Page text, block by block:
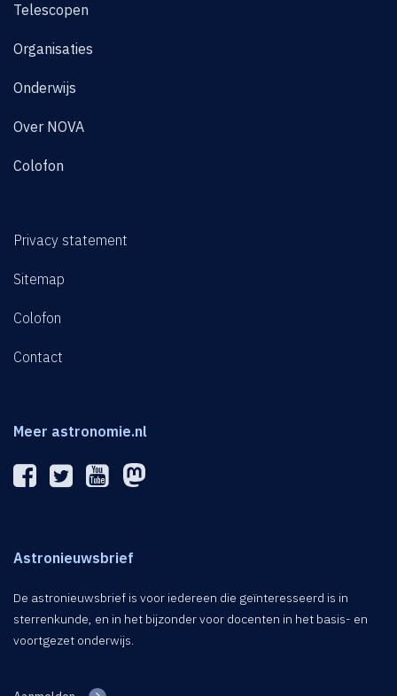
Telescopen
Organisaties
Onderwijs
Over NOVA
Colofon
Privacy statement
Sitemap
Colofon
Contact
Meer astronomie.nl
Astronieuwsbrief
De astronieuwsbrief is voor iedereen die geïnteresseerd is in
sterrenkunde, en in het bijzonder voor docenten in het basis- en
voortgezet onderwijs.